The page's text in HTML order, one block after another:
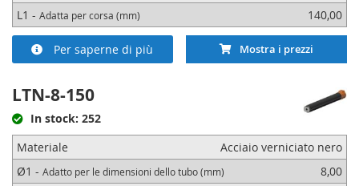
L1 - Adatta per corsa (mm) 140,00
Per saperne di più Mostra i prezzi
LTN-8-150
In stock: 252
Materiale
Acciaio verniciato nero
Ø1 - Adatto per le dimensioni dello tubo (mm)
8,00